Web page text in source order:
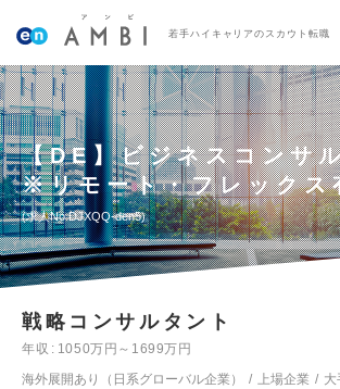
若手ハイキャリアのスカウト転職
【DE】ビジネスコン
※リモート・フレックス
求人No.DJXQQ-den5
戦略コンサルタント
年収
1050万円～1699万円
海外展開あり（日系グローバル企業）
上場企業 大